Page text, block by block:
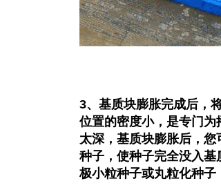
3、基质块膨胀完成后，
位置的密度小，是专门
太深，基质块膨胀后，
种子，使种子完全没入基
极小粒种子或丸粒化种子